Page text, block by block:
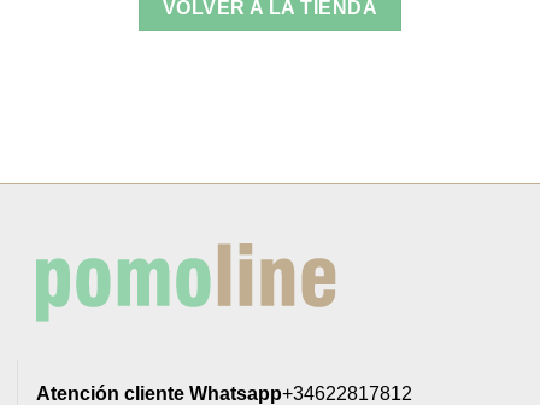
VOLVER A LA TIENDA
Atención cliente Whatsapp+34622817812